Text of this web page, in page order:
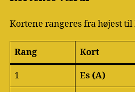
Kortene rangeres fra højest til
Rang Kort
1 Es (A)